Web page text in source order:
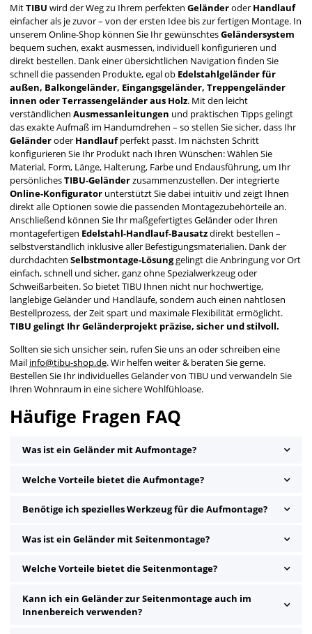
MitTIBU wird der Weg zu Ihrem perfekten Geländeroder Handlauf
einfacher als je zuvor – von der ersten Idee bis zur fertigen Montage. In
unserem Online-Shop können Sie Ihr gewünschtesGeländersystem
bequem suchen, exakt ausmessen, individuell konfigurieren und
direkt bestellen. Dank einer übersichtlichen Navigation finden Sie
schnell die passenden Produkte, egal ob Edelstahlgeländer für
außen, Balkongeländer, Eingangsgeländer, Treppengeländer
innen oder Terrassengeländer aus Holz. Mit den leicht
verständlichen Ausmessanleitungen und praktischen Tipps gelingt
das exakte Aufmaß im Handumdrehen – so stellen Sie sicher, dass Ihr
Geländeroder Handlaufperfekt passt. Im nächsten Schritt
konfigurieren Sie Ihr Produkt nach Ihren Wünschen: Wählen Sie
Material, Form, Länge, Halterung, Farbe und Endausführung, um Ihr
persönlichesTIBU-Geländerzusammenzustellen. Der integrierte
Online-Konfigurator unterstützt Sie dabei intuitiv und zeigt Ihnen
direkt alle Optionen sowie die passenden Montagezubehörteile an.
Anschließend können Sie Ihr maßgefertigtes Geländer oder Ihren
montagefertigen Edelstahl-Handlauf-Bausatzdirekt bestellen –
selbstverständlich inklusive aller Befestigungsmaterialien. Dank der
durchdachten Selbstmontage-Lösunggelingt die Anbringung vor Ort
einfach, schnell und sicher, ganz ohne Spezialwerkzeug oder
Schweißarbeiten. So bietet TIBU Ihnen nicht nur hochwertige,
langlebige Geländer und Handläufe, sondern auch einen nahtlosen
Bestellprozess, der Zeit spart und maximale Flexibilität ermöglicht.
TIBU gelingt Ihr Geländerprojekt präzise, sicher und stilvoll.
Sollten sie sich unsicher sein, rufen Sie uns an oder schreiben eine
Mail info@tibu-shop.de. Wir helfen weiter & beraten Sie gerne.
Bestellen Sie Ihr individuelles Geländer von TIBU und verwandeln Sie
Ihren Wohnraum in eine sichere Wohlfühloase.
Häufige Fragen FAQ
Was ist ein Geländer mit Aufmontage?
Welche Vorteile bietet die Aufmontage?
Benötige ich spezielles Werkzeug für die Aufmontage?
Was ist ein Geländer mit Seitenmontage?
Welche Vorteile bietet die Seitenmontage?
Kann ich ein Geländer zur Seitenmontage auch im
Innenbereich verwenden?